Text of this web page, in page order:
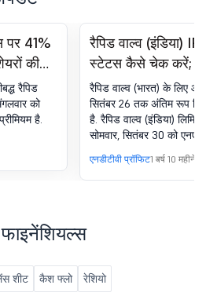
पर 41%
की
रैपिड
को
है.
रैपिड वाल्व (इंडिया)
स्टेटस कैसे चेक करें;
लिस्टिंग की तिथि चेक
रैपिड वाल्व (भारत) के लिए
सितंबर 26 तक अंतिम रूप दिए
है. रैपिड वाल्व (इंडिया)
सोमवार, सितंबर 30 को
पर सूचीबद्ध किए जाएंगे.
एनडीटीवी प्रॉफिट1 वर्ष 10 महीने
फाइनेंशियल्स
शीट कैश फ्लो रेशियो